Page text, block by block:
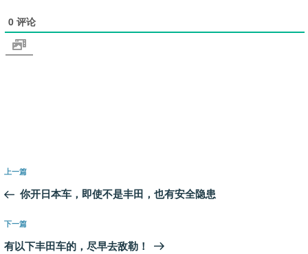
0 评论
文
导
航
上
一
文
章
上一篇
你开日本车，即使不是丰田，也有安全隐患
下
一
下一篇
有以下丰田车的，尽早去敌勒！